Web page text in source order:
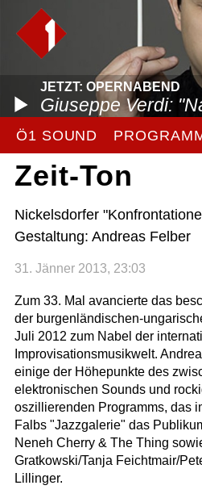
JETZT: OPERNABEND
Giuseppe Verdi:
Ö1 SOUND
Zeit-Ton
Nickelsdorfer
Gestaltung: Andreas Felber
31. Jänner 2013, 23:03
Zum 33. Mal avancierte das
der burgenländischen-
Juli 2012 zum Nabel der
Improvisationsmusikwelt.
einige der Höhepunkte des
elektronischen Sounds und
oszillierenden Programms, das
Falbs "Jazzgalerie" das
Neneh Cherry & The Thing
Gratkowski/Tanja Feichtmair/
Lillinger.